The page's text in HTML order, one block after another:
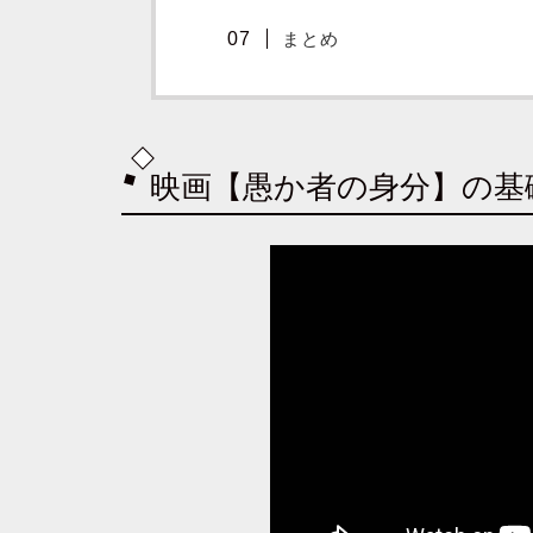
まとめ
映画【愚か者の身分】の基